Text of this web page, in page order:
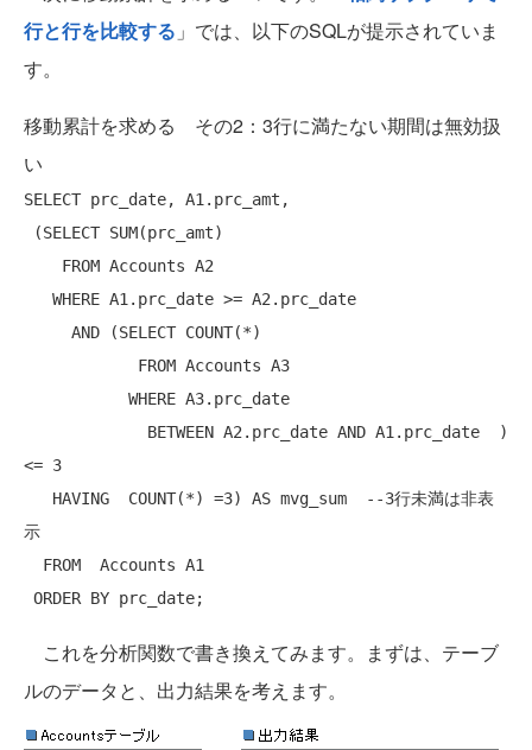
行と行を比較する 」では、以下のSQLが提示されていま
す。
移動累計を求める その2：3行に満たない期間は無効扱
い
SELECT prc_date, A1.prc_amt,
(SELECT SUM(prc_amt)
FROM Accounts A2
WHERE A1.prc_date >= A2.prc_date
AND (SELECT COUNT(*)
FROM Accounts A3
WHERE A3.prc_date
             BETWEEN A2.prc_date
AND A1.prc_date  )
<= 3
HAVING
  COUNT(*) =3)
AS mvg_sum
--3行未満は非表
示
FROM
  Accounts A1
ORDER BY
これを分析関数で書き換えてみます。まずは、テーブ
ルのデータと、出力結果を考えます。